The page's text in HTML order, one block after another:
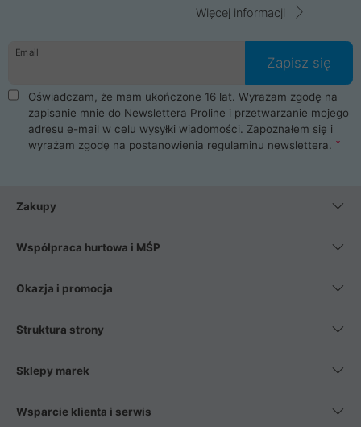
Więcej informacji
Email
Zapisz się
Oświadczam, że mam ukończone 16 lat. Wyrażam zgodę na
zapisanie mnie do Newslettera Proline i przetwarzanie mojego
adresu e-mail w celu wysyłki wiadomości. Zapoznałem się i
wyrażam zgodę na postanowienia regulaminu newslettera.
Zakupy
Współpraca hurtowa i MŚP
Okazja i promocja
Struktura strony
Sklepy marek
Wsparcie klienta i serwis